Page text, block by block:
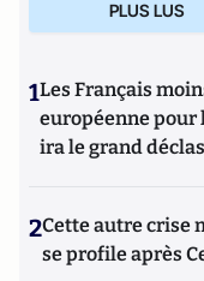
PLUS LUS
1Les Français
européenne pour
ira le grand
2Cette autre crise
se profile après